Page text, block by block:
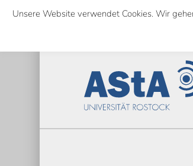
Skip
content
Unsere Website verwendet Cookies. Wir